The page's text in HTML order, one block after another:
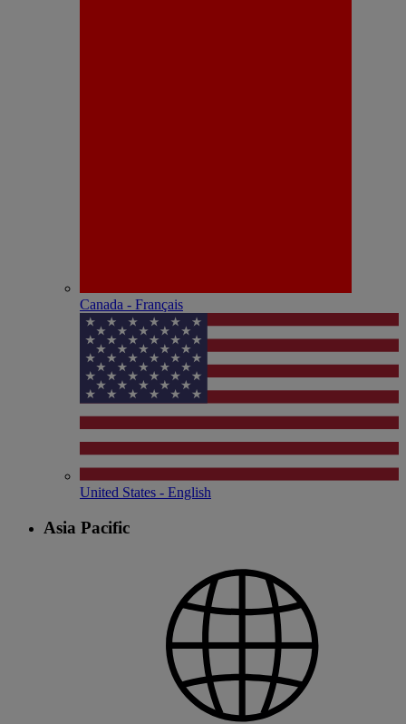
Canada - Français
United States - English
Asia Pacific